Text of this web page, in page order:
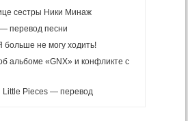
сестры Ники Минаж
перевод песни
больше не могу ходить!
альбоме «GNX» и конфликте с
Little Pieces — перевод